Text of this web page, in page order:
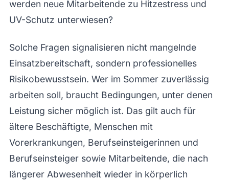
werden neue Mitarbeitende zu Hitzestress und
UV-Schutz unterwiesen?
Solche Fragen signalisieren nicht mangelnde
Einsatzbereitschaft, sondern professionelles
Risikobewusstsein. Wer im Sommer zuverlässig
arbeiten soll, braucht Bedingungen, unter denen
Leistung sicher möglich ist. Das gilt auch für
ältere Beschäftigte, Menschen mit
Vorerkrankungen, Berufseinsteigerinnen und
Berufseinsteiger sowie Mitarbeitende, die nach
längerer Abwesenheit wieder in körperlich